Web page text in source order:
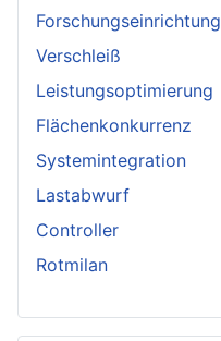
Forschungseinrichtung
Verschleiß
Leistungsoptimierung
Flächenkonkurrenz
Systemintegration
Lastabwurf
Controller
Rotmilan